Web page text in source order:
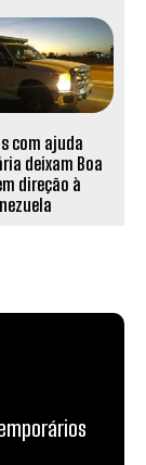
com ajuda
deixam Boa
direção à